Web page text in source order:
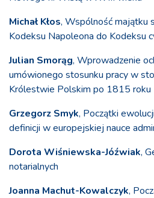
Michał Kłos, Wspólność majątku
Kodeksu Napoleona do Kodeksu
Julian Smorąg, Wprowadzenie
umówionego stosunku pracy w
Królestwie Polskim po 1815 roku
Grzegorz Smyk, Początki
definicji w europejskiej nauce
Dorota Wiśniewska-Jóźwiak,
notarialnych
Joanna Machut-Kowalczyk,